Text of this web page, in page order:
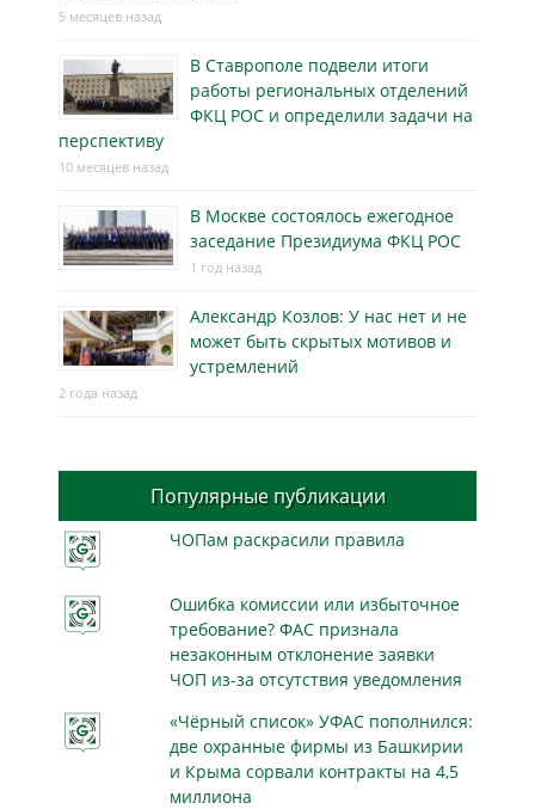
5 месяцев назад
В Ставрополе подвели итоги
работы региональных отделений
ФКЦ РОС и определили задачи на
перспективу
10 месяцев назад
В Москве состоялось ежегодное
заседание Президиума ФКЦ РОС
1 год назад
Александр Козлов: У нас нет и не
может быть скрытых мотивов и
устремлений
2 года назад
Популярные публикации
ЧОПам раскрасили правила
Ошибка комиссии или избыточное
требование? ФАС признала
незаконным отклонение заявки
ЧОП из-за отсутствия уведомления
«Чёрный список» УФАС пополнился:
две охранные фирмы из Башкирии
и Крыма сорвали контракты на 4,5
миллиона